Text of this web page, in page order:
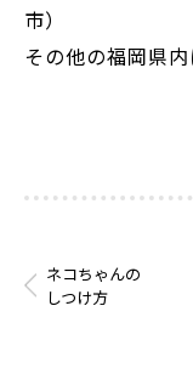
市）
その他の福岡県内
ネコちゃんの
しつけ方